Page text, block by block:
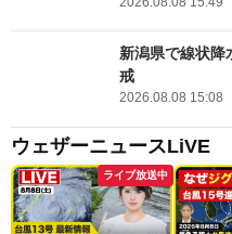
新潟県で線状降
戒
2026.08.08 15:08
ウェザーニュースLiVE
ライブ放送中